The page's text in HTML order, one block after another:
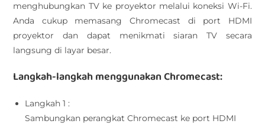
menghubungkan TV ke proyektor melalui koneksi Wi-Fi.
Anda cukup memasang Chromecast di port HDMI
proyektor dan dapat menikmati siaran TV secara
langsung di layar besar.
Langkah-langkah menggunakan Chromecast:
Langkah 1 :
Sambungkan perangkat Chromecast ke port HDMI